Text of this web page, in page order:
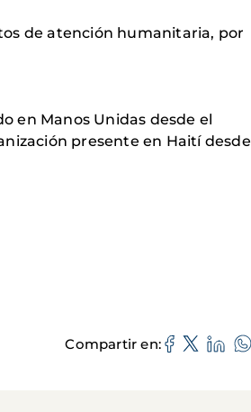
de atención humanitaria, por
en Manos Unidas desde el
presente en Haití desde
Compartir en